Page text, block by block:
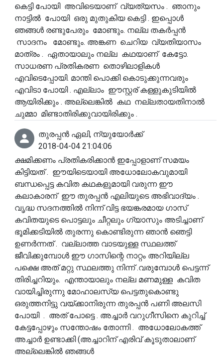
കെട്ടി പോയി അവിടെയാണ് വ്യത്യസം . ഞാനും
നാട്ടിൽ പോയി ഒരു മുതുകിയ കെട്ടി . ഇപ്പൊൾ
ഞങ്ങൾ രണ്ടുപേരും മോണ്ടും. നല്ല തകർപ്പൻ
സാദനം മോണ്ടും. അങ്കണ ചെറിയ വ്യതിയാസം
മാത്രം . ഏതായാലും നല്ല കഥയാണ് കേട്ടോ.
സാധരണ പ്രതികരണ തൊഴിലാളികൾ
എവിടെപ്പോയി. മാന്തി പൊക്കി കൊടുക്കുന്നവരും
എവിടാ പോയി . എല്ലാം ഈസ്റ്റര് കള്ളുകുടിയിൽ
ആയിരിക്കും . അല്ലെങ്കിൽ കഥ നല്ലതായതിനാൽ
ചുമ്മാ മിണ്ടാതിരിക്കുവായിരിക്കും .
തുരപ്പൻ ഏലി, ന്യുയോർക്ക്
2018-04-04 21:04:06
ക്ഷമിക്കണം പ്രതികരിക്കാൻ ഇപ്പോളാണ് സമയം
കിട്ടിയത് . ഈയിടെയായി അധോലോകവുമായി
ബന്ധപ്പെട്ട കവിത കഥകളുമായി വരുന്ന ഈ
കലാകാരന് ഈ തുരപ്പൻ എലിയുടെ അഭിവാദ്യം .
വൃദ്ധ സദനത്തിൽ നിന്ന് വിട്ട ഭയങ്കരമായ ഗാസ്
കവിതയുടെ പൊട്ടലും ചീറ്റലും ഗ്യാസും അടിച്ചാണ്
ഭൂമിക്കടിയിൽ തുരന്നു കൊണ്ടിരുന്ന ഞാൻ ഞെട്ടി
ഉണർന്നത് . വല്ലാത്ത വാടയുള്ള സ്ഥലത്ത്
ജീവിക്കുമ്പോൾ ഈ ഗാസിന്റെ നാറ്റം അറിയില്ല
പക്ഷെ അത് മറ്റു സ്ഥലത്തു നിന്ന് .വരുമ്പോൾ പെട്ടന്ന്
തിരിച്ചറിയും. എന്തായാലും നല്ല മണമുള്ള കവിത
വായിച്ചിരുന്നു മോഹാലസ്യ പെട്ടതുകൊണ്ടു
ഒരുത്തനിട്ടു വയ്ക്കാനിരുന്ന തുരപ്പൻ പണി അലസി
പോയി . അത് പോട്ടെ . അച്ചാർ വറുഗീസിനെ കുറിച്ച്
കേട്ടപ്പോഴും സന്തോഷം തോന്നി . അധോലോകത്ത്
അച്ചാർ ഉണ്ടാക്കി (അച്ചാറിന് എരിവ് കൂടുതാലാണ്
അല്ലെങ്കിൽ ഞങ്ങൾ